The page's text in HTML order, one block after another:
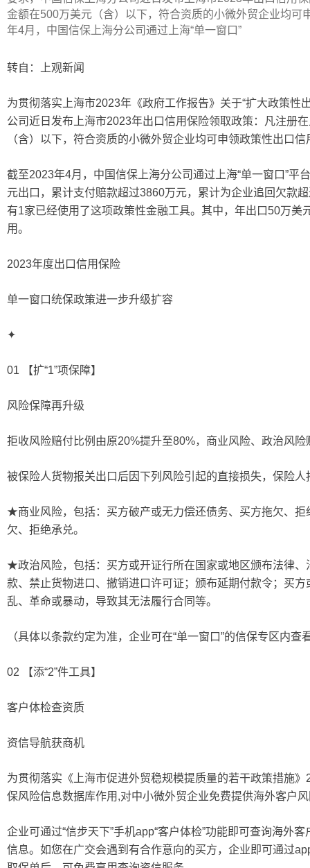
金额在500万美元（含）以下，符合资质的小微外贸企业均可
年4月，中国信保上海分公司通过上海“单一窗口”
转自：上观新闻
为贯彻落实上海市2023年《政府工作报告》关于“扩大政策性
公司近日发布上海市2023年出口信用保险领取政策：凡注册
（含）以下，符合资质的小微外贸企业均可申领政策性出口
截至2023年4月，中国信保上海分公司通过上海“单一窗口”平
元出口，累计支付赔款超过3860万元，累计为企业追回欠款
有1家已经使用了这项政策性金融工具。其中，年出口50万美
用。
2023年度出口信用保险
单一窗口统保政策进一步升级扩容
✦
01 【扩“1”项保障】
风险保障再升级
拒收风险赔付比例由原20%提升至80%，商业风险、政治风险
被保险人货物报关出口后因下列风险引起的直接损失，保险
★商业风险，包括：买方破产或无力偿还债务、买方拖欠、
欠、拒绝承兑。
★政治风险，包括：买方或开证行所在国家或地区颁布法律
款、禁止货物进口、撤销进口许可证；颁布延期付款令；买
乱、革命或暴动，导致其无法履行合同等。
（具体以条款约定为准，企业可在“单一窗口”的信保专区内查
02 【添“2”件工具】
客户体检查资质
资信导航获商机
为贯彻落实《上海市促进外贸稳规模提质量的若干政策措施
保风险信息数据库作用,对中小微外贸企业免费提供海外客户
企业可通过“信步天下”手机app“客户体检”功能即可查询海外
信息。如您在广交会遇到有合作意向的买方，企业即可通过